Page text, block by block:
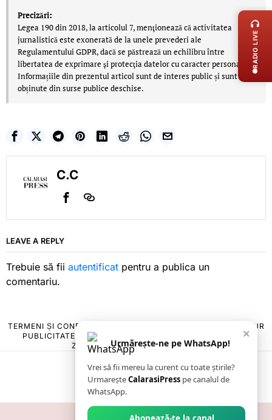
Precizări:
Legea 190 din 2018, la articolul 7, menţionează că activitatea
jurnalistică este exonerată de la unele prevederi ale
Regulamentului GDPR, dacă se păstrează un echilibru între
libertatea de exprimare şi protecţia datelor cu caracter personal.
Informațiile din prezentul articol sunt de interes public și sunt
obținute din surse publice deschise.
C.C
LEAVE A REPLY
Trebuie să fii autentificat pentru a publica un
comentariu.
TERMENI ȘI CONDIȚII
POLITICA DE ANULARE & RETUR
PUBLICITATE ONLINE & TIPĂRITĂ
CONTACT
ZIARUL ANUNȚUL CĂLĂRĂȘEAN
×
Urmărește-ne pe WhatsApp!
Vrei să fii mereu la curent cu toate știrile?
UrmareșteCalarasiPress pe canalul de
WhatsApp.
RADIO LIVE